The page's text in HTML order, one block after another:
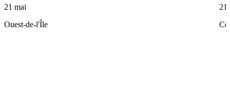
21 mai
Ouest-de-l'Île
21